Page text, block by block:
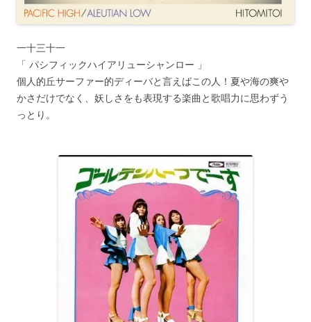
一十三十一
「 パシフィックハイアリューシャンロー 」
個人的丘サーファー的ディーバと言えばこの人！夏や海の爽や
かさだけでなく、妖しさをも表現する楽曲と歌唱力に思わずう
っとり。